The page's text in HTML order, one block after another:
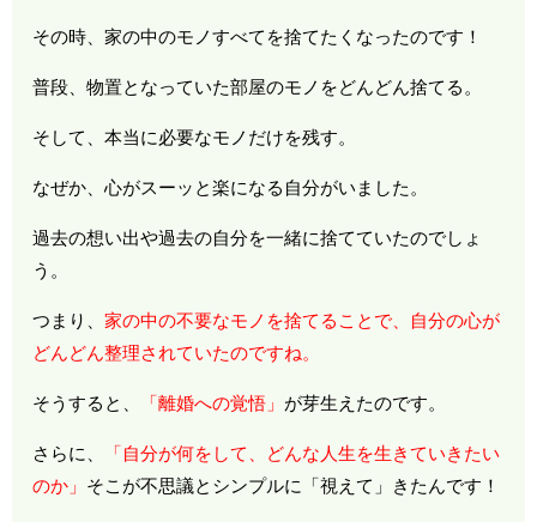
その時、家の中のモノすべてを捨てたくなったのです！
普段、物置となっていた部屋のモノをどんどん捨てる。
そして、本当に必要なモノだけを残す。
なぜか、心がスーッと楽になる自分がいました。
過去の想い出や過去の自分を一緒に捨てていたのでしょ
う。
つまり、家の中の不要なモノを捨てることで、自分の心が
どんどん整理されていたのですね。
そうすると、 「離婚への覚悟」 が芽生えたのです。
さらに、
「自分が何をして、どんな人生を生きていきたい
のか」 そこが不思議とシンプルに「視えて」きたんです！